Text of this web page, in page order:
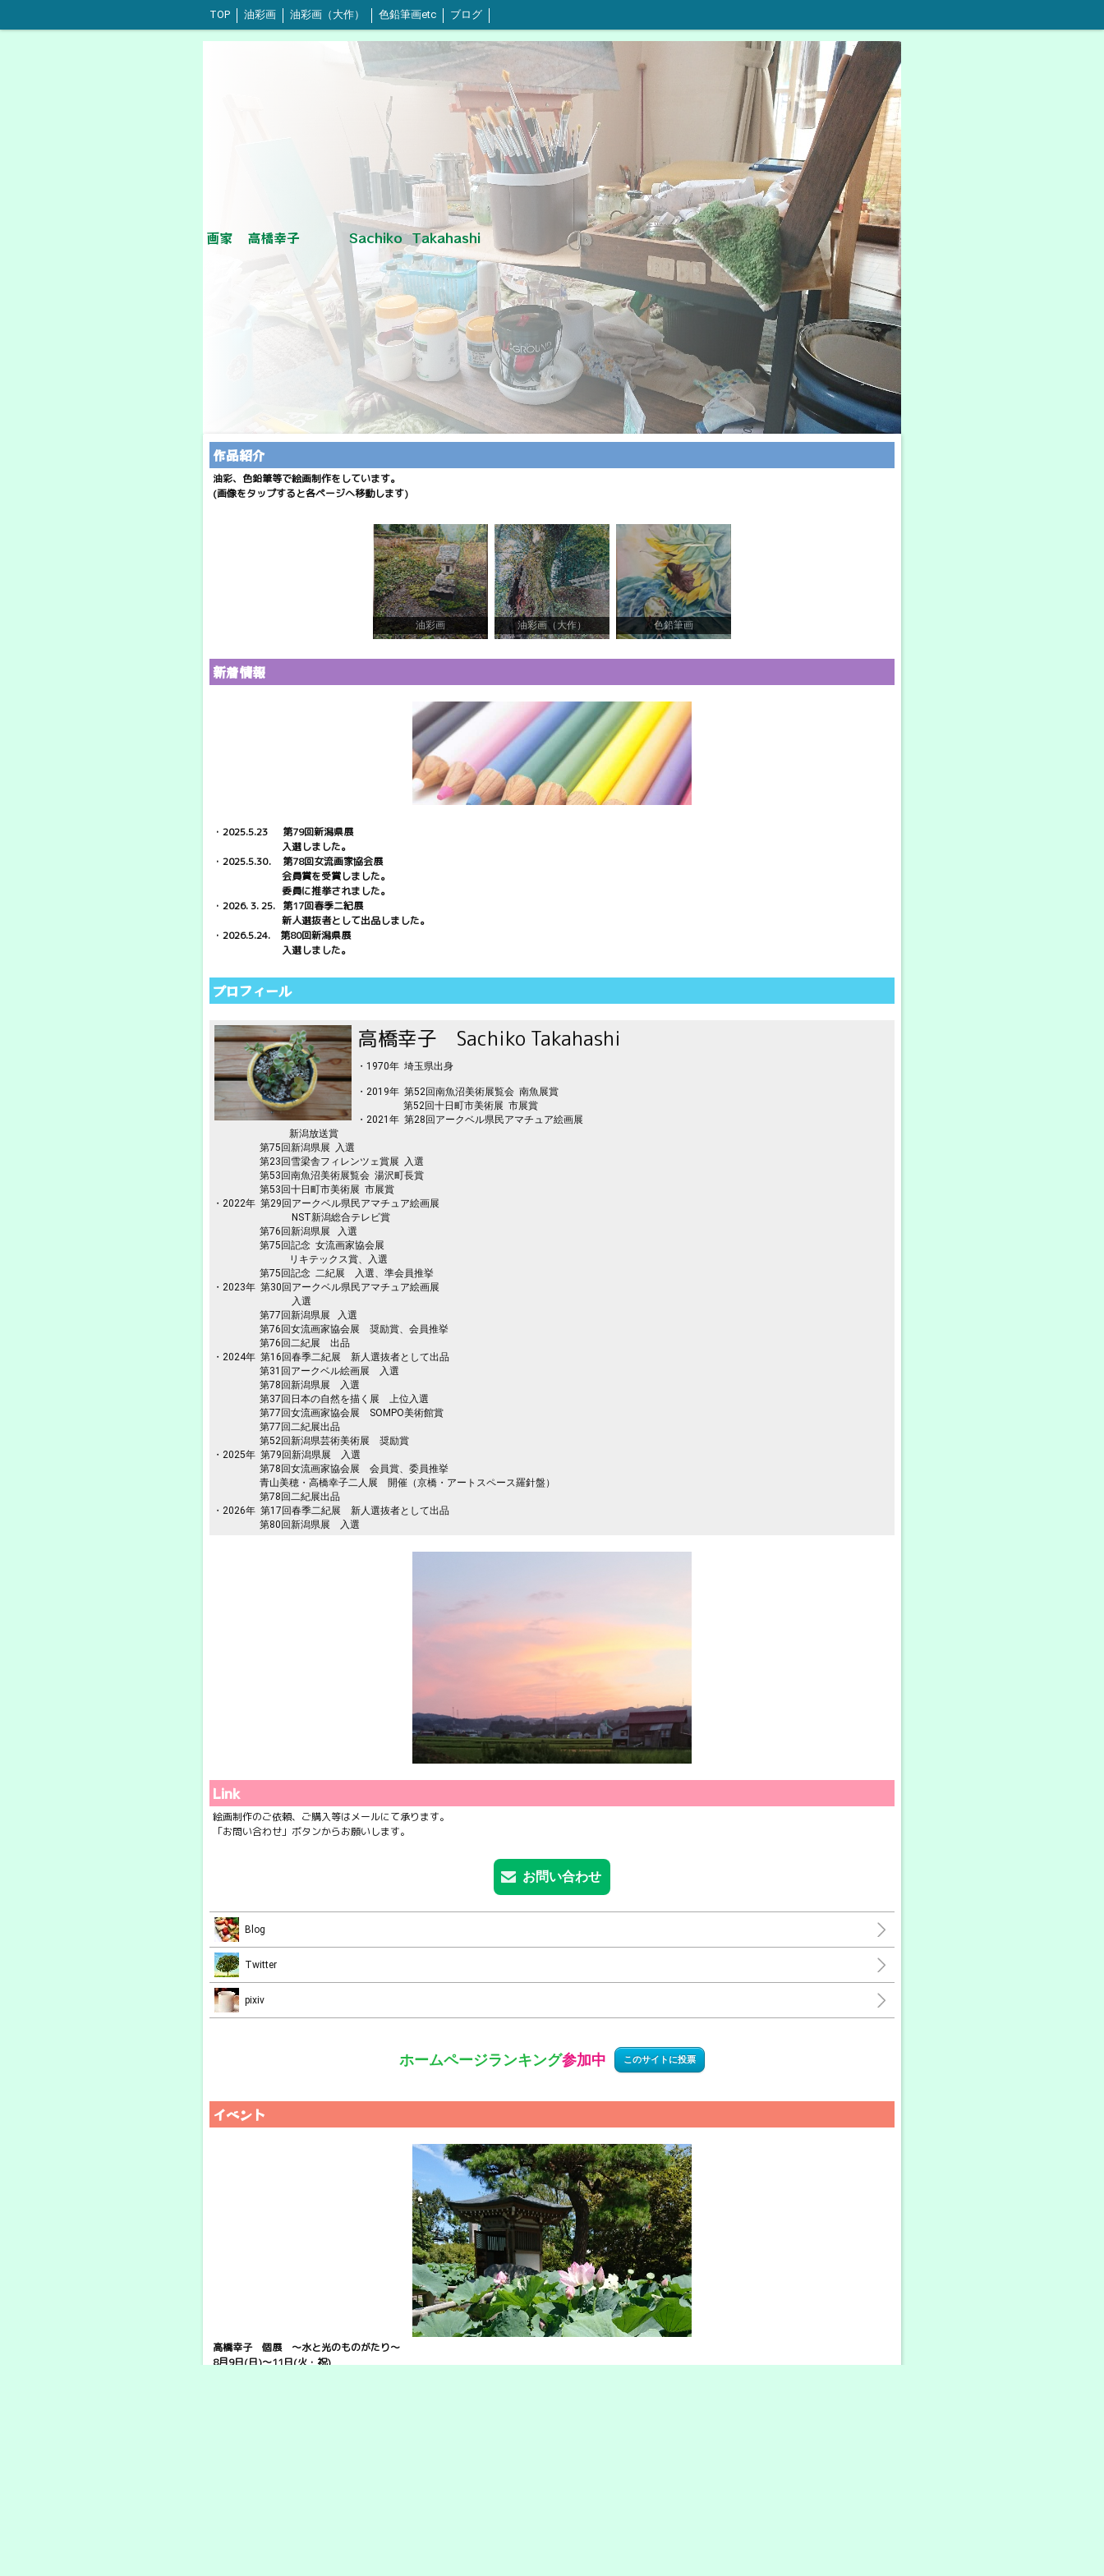
TOP 油彩画 油彩画（大作） 色鉛筆画etc ブログ
画家 高橋幸子 Sachiko Takahashi
作品紹介
油彩、色鉛筆等で絵画制作をしています。
(画像をタップすると各ページへ移動します)
油彩画 油彩画（大作） 色鉛筆画
新着情報
・2025.5.23 第79回新潟県展
入選しました。
・2025.5.30． 第78回女流画家協会展
会員賞を受賞しました。
委員に推挙されました。
・2026. 3. 25. 第17回春季二紀展
新人選抜者として出品しました。
・2026.5.24. 第80回新潟県展
入選しました。
プロフィール
高橋幸子 Sachiko Takahashi
・1970年 埼玉県出身
・2019年 第52回南魚沼美術展覧会 南魚展賞
第52回十日町市美術展 市展賞
・2021年 第28回アークベル県民アマチュア絵画展
新潟放送賞
第75回新潟県展 入選
第23回雪梁舎フィレンツェ賞展 入選
第53回南魚沼美術展覧会 湯沢町長賞
第53回十日町市美術展 市展賞
・2022年 第29回アークベル県民アマチュア絵画展
NST新潟総合テレビ賞
第76回新潟県展 入選
第75回記念 女流画家協会展
リキテックス賞、入選
第75回記念 二紀展 入選、準会員推挙
・2023年 第30回アークベル県民アマチュア絵画展
入選
第77回新潟県展 入選
第76回女流画家協会展 奨励賞、会員推挙
第76回二紀展 出品
・2024年 第16回春季二紀展 新人選抜者として出品
第31回アークベル絵画展 入選
第78回新潟県展 入選
第37回日本の自然を描く展 上位入選
第77回女流画家協会展 SOMPO美術館賞
第77回二紀展出品
第52回新潟県芸術美術展 奨励賞
・2025年 第79回新潟県展 入選
第78回女流画家協会展 会員賞、委員推挙
青山美穂・高橋幸子二人展 開催（京橋・アートスペース羅針盤）
第78回二紀展出品
・2026年 第17回春季二紀展 新人選抜者として出品
第80回新潟県展 入選
Link
絵画制作のご依頼、ご購入等はメールにて承ります。
「お問い合わせ」ボタンからお願いします。
お問い合わせ
Blog
Twitter
pixiv
ホームページランキング参加中 このサイトに投票
イベント
高橋幸子 個展 〜水と光のものがたり〜
8月9日(日)〜11日(火・祝)